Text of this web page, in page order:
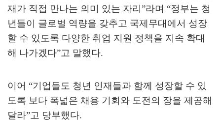
재가 직접 만나는 의미 있는 자리 ”라며 “정부는 청
년들이 글로벌 역량을 갖추고 국제무대에서 성장
할 수 있도록 다양한 취업 지원 정책을 지속 확대
해 나가겠다”고 말했다.
이어 “기업들도 청년 인재들과 함께 성장할 수 있
도록 보다 폭넓은 채용 기회와 도전의 장을 제공해
달라”고 당부했다.